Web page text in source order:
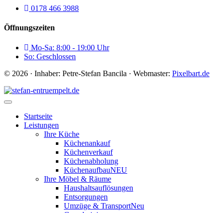
0178 466 3988
Öffnungszeiten
Mo-Sa: 8:00 - 19:00 Uhr
So: Geschlossen
© 2026 · Inhaber: Petre-Stefan Bancila · Webmaster: Pixelbart.de
Startseite
Leistungen
Ihre Küche
Küchenankauf
Küchenverkauf
Küchenabholung
KüchenaufbauNEU
Ihre Möbel & Räume
Haushaltsauflösungen
Entsorgungen
Umzüge & TransportNeu